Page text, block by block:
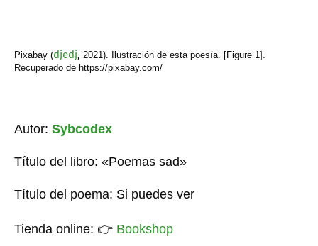
Pixabay (djedj, 2021). Ilustración de esta poesía. [Figure 1].
Recuperado de https://pixabay.com/
Autor: Sybcodex
Título del libro: «Poemas sad»
Título del poema: Si puedes ver
Tienda online: 👉 Bookshop